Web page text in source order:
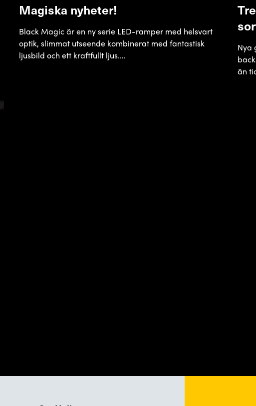
Magiska nyheter!
Black Magic är en ny serie LED-ramper med helsvart
optik, slimmat utseende kombinerat med fantastisk
ljusbild och ett kraftfullt ljus.…
Nya
än